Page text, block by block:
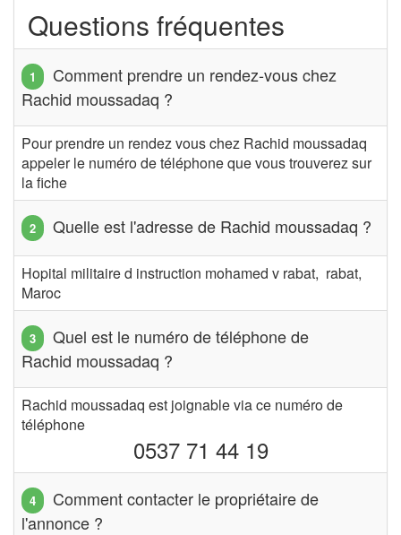
Questions fréquentes
Comment prendre un rendez-vous chez
Rachid moussadaq ?
Pour prendre un rendez vous chez Rachid moussadaq
appeler le numéro de téléphone que vous trouverez sur
la fiche
Quelle est l'adresse de Rachid moussadaq ?
Hopital militaire d instruction mohamed v rabat, rabat,
Maroc
Quel est le numéro de téléphone de
Rachid moussadaq ?
Rachid moussadaq est joignable via ce numéro de
téléphone
0537 71 44 19
Comment contacter le propriétaire de
l'annonce ?